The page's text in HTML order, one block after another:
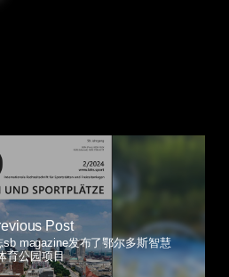
Post
magazine发布了鄂尔多斯智慧
育公园项目